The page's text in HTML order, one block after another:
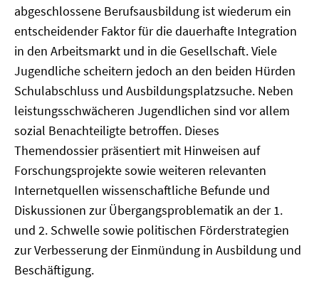
abgeschlossene Berufsausbildung ist wiederum ein
entscheidender Faktor für die dauerhafte Integration
in den Arbeitsmarkt und in die Gesellschaft. Viele
Jugendliche scheitern jedoch an den beiden Hürden
Schulabschluss und Ausbildungsplatzsuche. Neben
leistungsschwächeren Jugendlichen sind vor allem
sozial Benachteiligte betroffen. Dieses
Themendossier präsentiert mit Hinweisen auf
Forschungsprojekte sowie weiteren relevanten
Internetquellen wissenschaftliche Befunde und
Diskussionen zur Übergangsproblematik an der 1.
und 2. Schwelle sowie politischen Förderstrategien
zur Verbesserung der Einmündung in Ausbildung und
Beschäftigung.